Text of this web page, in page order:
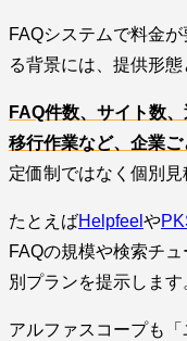
FAQシステムで料金
る背景には、提供形
FAQ件数、サイト数
移行作業など、企業
定価制ではなく個別見
たとえばHelpfeel や
FAQの規模や検索チ
別プランを提示します
アルファスコープも